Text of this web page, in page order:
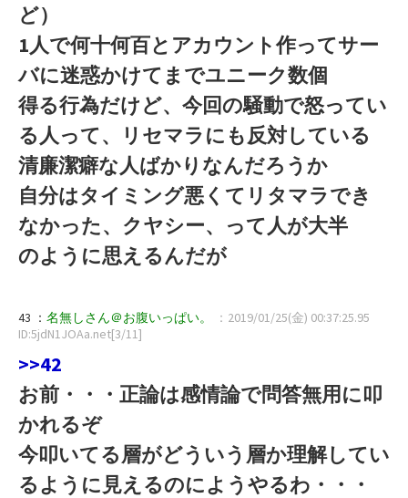
ど）
1人で何十何百とアカウント作ってサー
バに迷惑かけてまでユニーク数個
得る行為だけど、今回の騒動で怒ってい
る人って、リセマラにも反対している
清廉潔癖な人ばかりなんだろうか
自分はタイミング悪くてリタマラでき
なかった、クヤシー、って人が大半
のように思えるんだが
43 ： 名無しさん＠お腹いっぱい。
：2019/01/25(金) 00:37:25.95
ID:5jdN1JOAa.net[3/11]
>>42
お前・・・正論は感情論で問答無用に叩
かれるぞ
今叩いてる層がどういう層か理解してい
るように見えるのにようやるわ・・・